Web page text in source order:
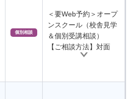
個別相談
＜要Web予約＞オープ
ンスクール（校舎見学
＆個別受講相談）
【ご相談方法】対面